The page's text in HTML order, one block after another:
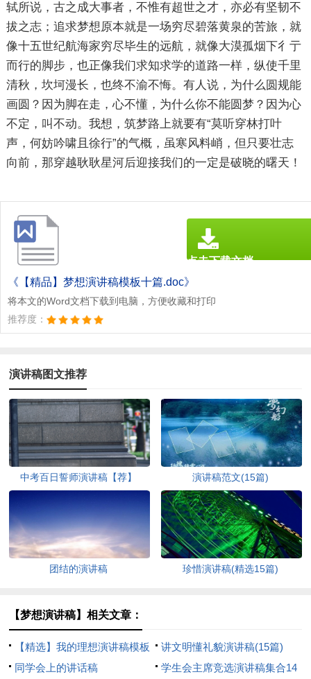
轼所说，古之成大事者，不惟有超世之才，亦必有坚韧不
拔之志；追求梦想原本就是一场穷尽碧落黄泉的苦旅，就
像十五世纪航海家穷尽毕生的远航，就像大漠孤烟下彳亍
而行的脚步，也正像我们求知求学的道路一样，纵使千里
清秋，坎坷漫长，也终不渝不悔。有人说，为什么圆规能
画圆？因为脚在走，心不懂，为什么你不能圆梦？因为心
不定，叫不动。我想，筑梦路上就要有“莫听穿林打叶
声，何妨吟啸且徐行”的气概，虽寒风料峭，但只要壮志
向前，那穿越耿耿星河后迎接我们的一定是破晓的曙天！
《【精品】梦想演讲稿模板十篇.doc》
将本文的Word文档下载到电脑，方便收藏和打印
推荐度：
点击下载文档
文档为doc格式
演讲稿图文推荐
中考百日誓师演讲稿【荐】 演讲稿范文(15篇)
团结的演讲稿 珍惜演讲稿(精选15篇)
【梦想演讲稿】相关文章：
【精选】我的理想演讲稿模板
汇编9篇
讲文明懂礼貌演讲稿(15篇)
同学会上的讲话稿
学生会主席竞选演讲稿集合14